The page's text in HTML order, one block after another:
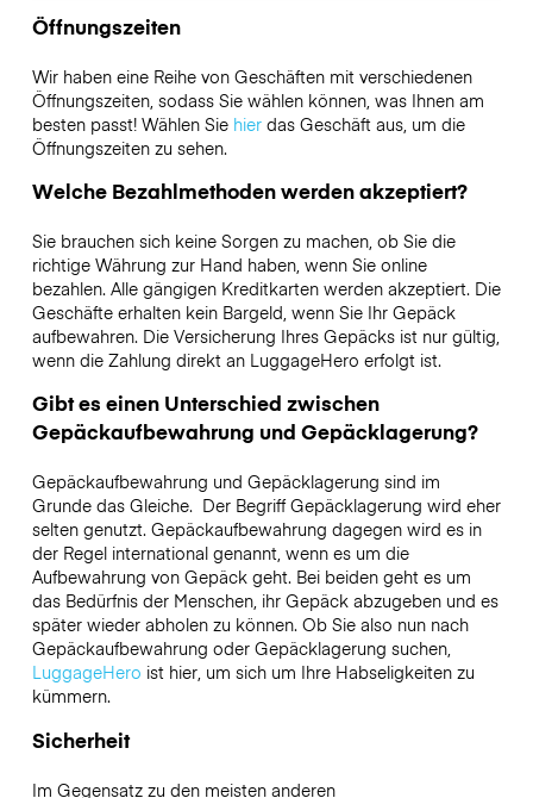
Öffnungszeiten
Wir haben eine Reihe von Geschäften mit verschiedenen
Öffnungszeiten, sodass Sie wählen können, was Ihnen am
besten passt! Wählen Sie hierdas Geschäft aus, um die
Öffnungszeiten zu sehen.
Welche Bezahlmethoden werden akzeptiert?
Sie brauchen sich keine Sorgen zu machen, ob Sie die
richtige Währung zur Hand haben, wenn Sie online
bezahlen. Alle gängigen Kreditkarten werden akzeptiert. Die
Geschäfte erhalten kein Bargeld, wenn Sie Ihr Gepäck
aufbewahren. Die Versicherung Ihres Gepäcks ist nur gültig,
wenn die Zahlung direkt an LuggageHero erfolgt ist.
Gibt es einen Unterschied zwischen
Gepäckaufbewahrung und Gepäcklagerung?
Gepäckaufbewahrung und Gepäcklagerung sind im
Grunde das Gleiche. Der Begriff Gepäcklagerung wird eher
selten genutzt. Gepäckaufbewahrung dagegen wird es in
der Regel international genannt, wenn es um die
Aufbewahrung von Gepäck geht. Bei beiden geht es um
das Bedürfnis der Menschen, ihr Gepäck abzugeben und es
später wieder abholen zu können. Ob Sie also nun nach
Gepäckaufbewahrung oder Gepäcklagerung suchen,
LuggageHero ist hier, um sich um Ihre Habseligkeiten zu
kümmern.
Sicherheit
Im Gegensatz zu den meisten anderen